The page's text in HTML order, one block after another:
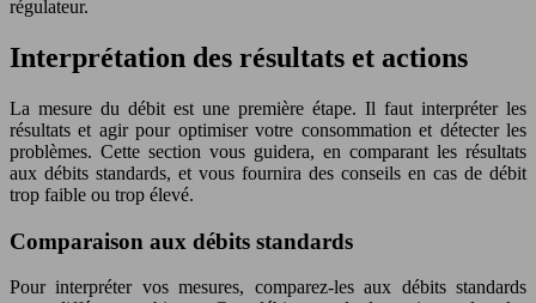
régulateur.
Interprétation des résultats et actions
La mesure du débit est une première étape. Il faut interpréter les
résultats et agir pour optimiser votre consommation et détecter les
problèmes. Cette section vous guidera, en comparant les résultats
aux débits standards, et vous fournira des conseils en cas de débit
trop faible ou trop élevé.
Comparaison aux débits standards
Pour interpréter vos mesures, comparez-les aux débits standards